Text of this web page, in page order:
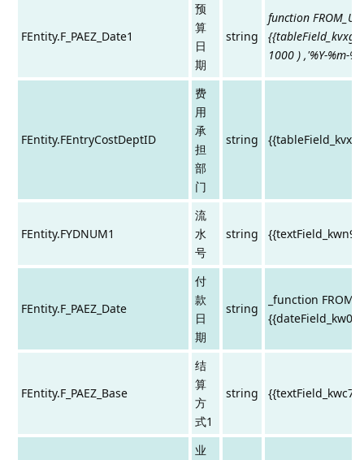
FEntity.F_PAEZ_Date1
预
算
日
期
string
function
1000 ) ,'%Y-%m-
FEntity.FEntryCostDeptID
费
用
承
担
部
门
string
FEntity.FYDNUM1
流
水
号
string
FEntity.F_PAEZ_Date
付
款
日
期
string
_function
FEntity.F_PAEZ_Base
结
算
方
式1
string
业